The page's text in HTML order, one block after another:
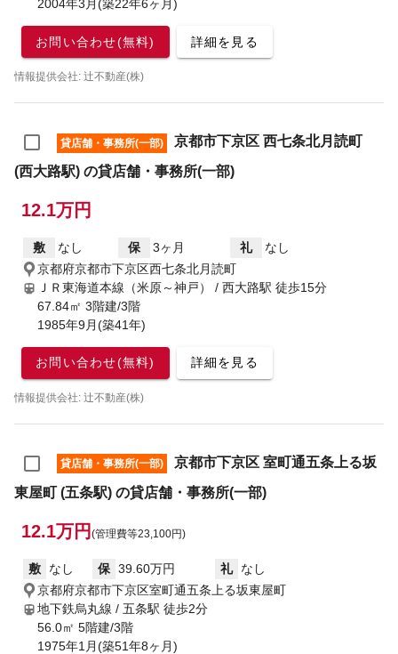
2004年3月(築22年6ヶ月)
お問い合わせ(無料) 詳細を見る
情報提供会社: 辻不動産(株)
貸店舗・事務所(一部)
京都市下京区 西七条北月読町
(西大路駅) の貸店舗・事務所(一部)
12.1万円
敷 なし 保 3ヶ月 礼
なし
京都府京都市下京区西七条北月読町
ＪＲ東海道本線（米原～神戸） / 西大路駅 徒歩15分
67.84㎡ 3階建/3階
1985年9月(築41年)
お問い合わせ(無料) 詳細を見る
情報提供会社: 辻不動産(株)
貸店舗・事務所(一部)
京都市下京区 室町通五条上る坂
東屋町 (五条駅) の貸店舗・事務所(一部)
12.1万円 (管理費等23,100円)
敷 なし 保 39.60万円 礼
なし
京都府京都市下京区室町通五条上る坂東屋町
地下鉄烏丸線 / 五条駅 徒歩2分
56.0㎡ 5階建/3階
1975年1月(築51年8ヶ月)